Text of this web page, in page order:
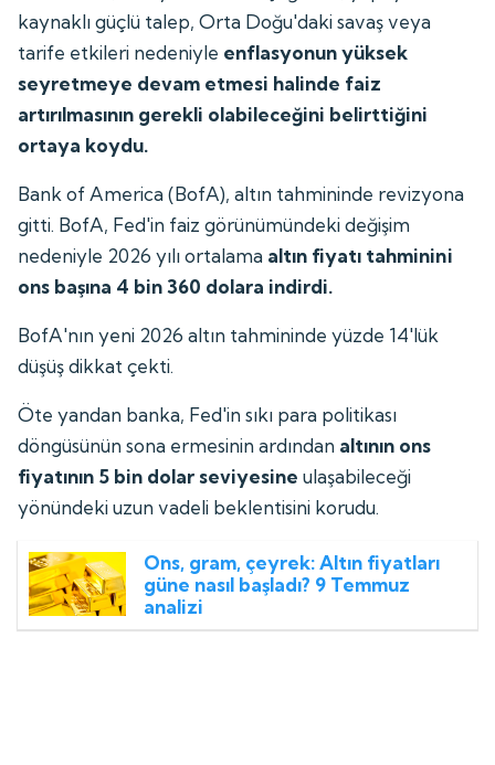
kaynaklı güçlü talep, Orta Doğu'daki savaş veya
tarife etkileri nedeniyle enflasyonun yüksek
seyretmeye devam etmesi halinde faiz
artırılmasının gerekli olabileceğini belirttiğini
ortaya koydu.
Bank of America (BofA), altın tahmininde revizyona
gitti. BofA, Fed'in faiz görünümündeki değişim
nedeniyle 2026 yılı ortalama altın fiyatı tahminini
ons başına 4 bin 360 dolara indirdi.
BofA'nın yeni 2026 altın tahmininde yüzde 14'lük
düşüş dikkat çekti.
Öte yandan banka, Fed'in sıkı para politikası
döngüsünün sona ermesinin ardından altının ons
fiyatının 5 bin dolar seviyesine ulaşabileceği
yönündeki uzun vadeli beklentisini korudu.
Ons, gram, çeyrek: Altın fiyatları
güne nasıl başladı? 9 Temmuz
analizi